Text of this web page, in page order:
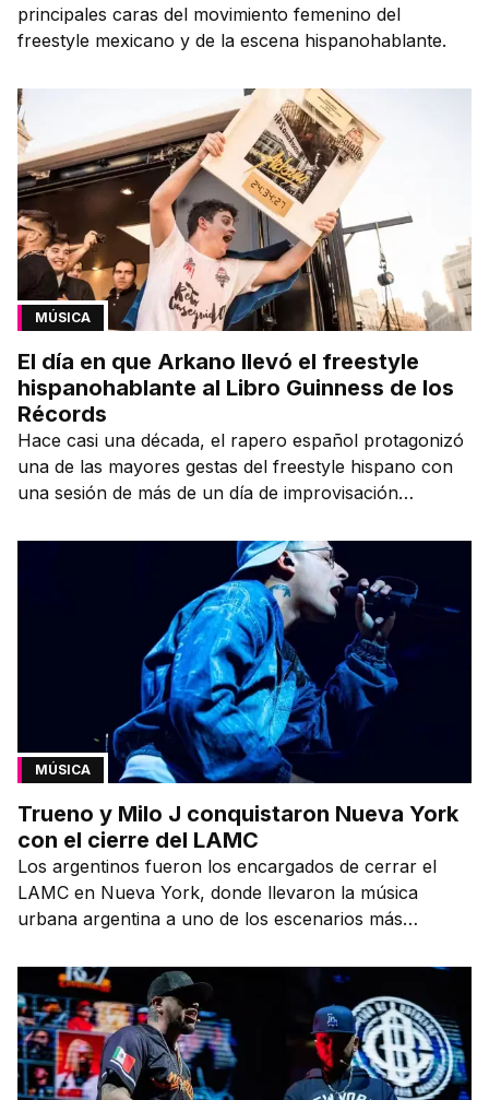
principales caras del movimiento femenino del
freestyle mexicano y de la escena hispanohablante.
MÚSICA
El día en que Arkano llevó el freestyle
hispanohablante al Libro Guinness de los
Récords
Hace casi una década, el rapero español protagonizó
una de las mayores gestas del freestyle hispano con
una sesión de más de un día de improvisación
MÚSICA
Trueno y Milo J conquistaron Nueva York
con el cierre del LAMC
Los argentinos fueron los encargados de cerrar el
LAMC en Nueva York, donde llevaron la música
urbana argentina a uno de los escenarios más